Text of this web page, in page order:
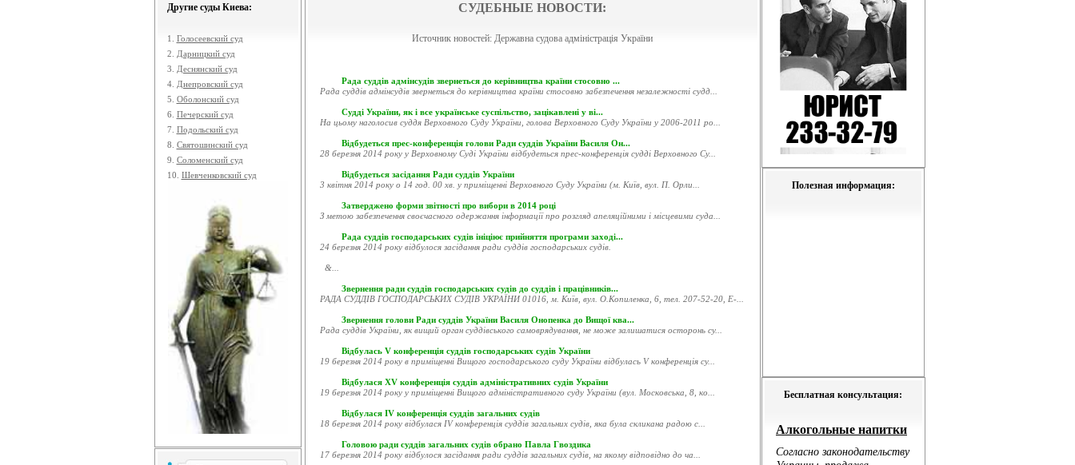
Полезная информация:
Бесплатная консультация:
Другие суды Киева:
1. Голосеевский суд
2.
Дарницкий суд
3.
Деснянский суд
4. Днепровский суд
5. Оболонский суд
6. Печерский суд
7. Подольский суд
8. Святошинский суд
9. Соломенский суд
10. Шевченковский суд
СУДЕБНЫЕ НОВОСТИ:
Источник новостей: Державна судова адміністрація України
Рада суддів адмінсудів звернеться до керівництва країни стосовно ...
Рада суддів адмінсудів звернеться до керівництва країни стосовно забезпечення незалежності судд...
Судді України, як і все українське суспільство, зацікавлені у ві...
На цьому наголосив суддя Верховного Суду України, голова Верховного Суду України у 2006-2011 ро...
Відбудеться прес-конференція голови Ради суддів України Василя Он...
28 березня 2014 року у Верховному Суді України відбудеться прес-конференція судді Верховного Су...
Відбудеться засідання Ради суддів України
3 квітня 2014 року о 14 год. 00 хв. у приміщенні Верховного Суду України (м. Київ, вул. П. Орли...
Затверджено форми звітності про вибори в 2014 році
З метою забезпечення своєчасного одержання інформації про розгляд апеляційними і місцевими суда...
Рада суддів господарських судів ініціює прийняття програми заході...
24 березня 2014 року відбулося засідання ради суддів господарських судів.
&...
Звернення ради суддів господарських судів до суддів і працівників...
РАДА СУДДІВ ГОСПОДАРСЬКИХ СУДІВ УКРАЇНИ 01016, м. Київ, вул. О.Копиленка, 6, тел. 207-52-20, E-...
Звернення голови Ради суддів України Василя Онопенка до Вищої ква...
Рада суддів України, як вищий орган суддівського самоврядування, не може залишатися осторонь су...
Відбулась V конференція суддів господарських судів України
19 березня 2014 року в приміщенні Вищого господарського суду України відбулась V конференція су...
Відбулася XV конференція суддів адміністративних судів України
19 березня 2014 року у приміщенні Вищого адміністративного суду України (вул. Московська, 8, ко...
Відбулася ІV конференція суддів загальних судів
18 березня 2014 року відбулася ІV конференція суддів загальних судів, яка була скликана радою с...
Головою ради суддів загальних судів обрано Павла Гвоздика
17 березня 2014 року відбулося засідання ради суддів загальних судів, на якому відповідно до ча...